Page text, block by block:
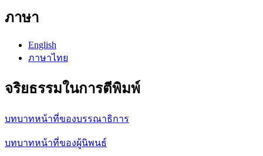
ภาษา
English
ภาษาไทย
จริยธรรมในการตีพิมพ์
บทบาทหน้าที่ของบรรณาธิการ
บทบาทหน้าที่ของผู้นิพนธ์